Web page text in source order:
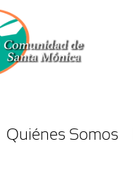
Quiénes Somos